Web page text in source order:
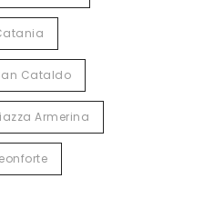
Cataldo
Armerina